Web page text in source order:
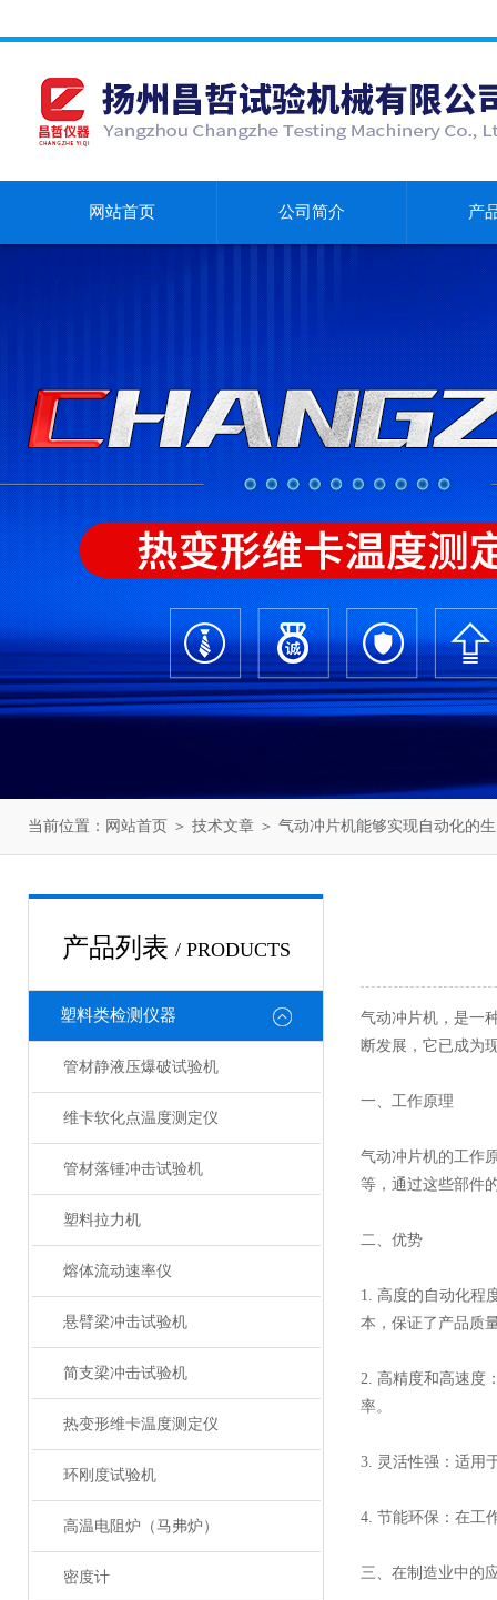
网站首页 公司简介 产
当前位置： 网站首页 ＞ 技术文章 ＞ 气动冲片机能够实现自动化的
产品列表 / PRODUCTS
塑料类检测仪器
管材静液压爆破试验机
维卡软化点温度测定仪
管材落锤冲击试验机
塑料拉力机
熔体流动速率仪
悬臂梁冲击试验机
简支梁冲击试验机
热变形维卡温度测定仪
环刚度试验机
高温电阻炉（马弗炉）
密度计
气动冲片机 ，是一
断发展，它已成为
一、工作原理
气动冲片机的工作
等，通过这些部件
二、优势
1. 高度的自动化程
本，保证了产品质
2. 高精度和高速度
率。
3. 灵活性强：适用
4. 节能环保：在工
三、在制造业中的